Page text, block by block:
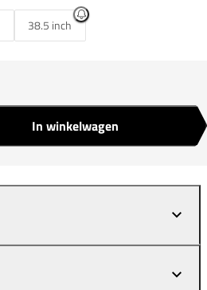
38.5 inch
In winkelwagen